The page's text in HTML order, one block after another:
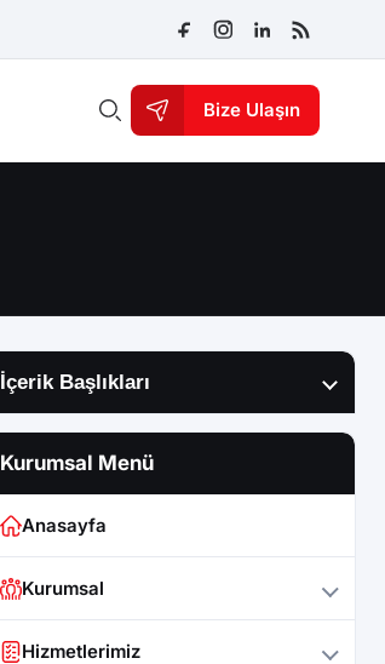
Bize Ulaşın
İçerik Başlıkları
Kurumsal Menü
Anasayfa
Kurumsal
Hizmetlerimiz